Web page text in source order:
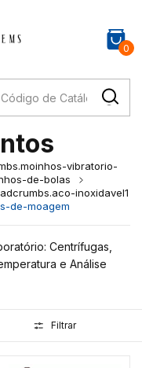
0
vibratorio-
de-bolas
inoxidavel1
de-moagem
Centrífugas,
e Análise
Filtrar